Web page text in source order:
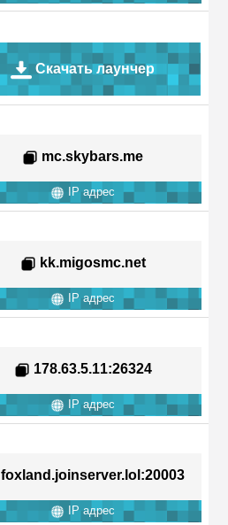
Скачать лаунчер
mc.skybars.me
IP адрес
kk.migosmc.net
IP адрес
178.63.5.11:26324
IP адрес
foxland.joinserver.lol :20003
IP адрес